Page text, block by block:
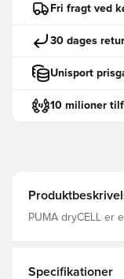
Fri fragt ved
30 dages
Unisport
10 milioner
PUMA dryCELL er
Specifikationer